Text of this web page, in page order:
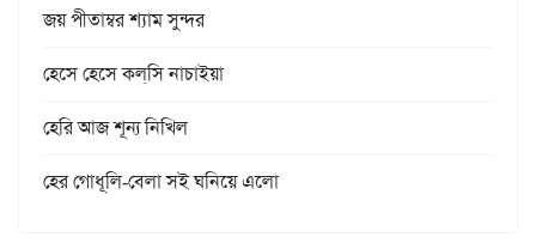
জয় পীতাম্বর শ্যাম সুন্দর
হেসে হেসে কল্‌সি নাচাইয়া
হেরি আজ শূন্য নিখিল
হের গোধূলি-বেলা সই ঘনিয়ে এলো